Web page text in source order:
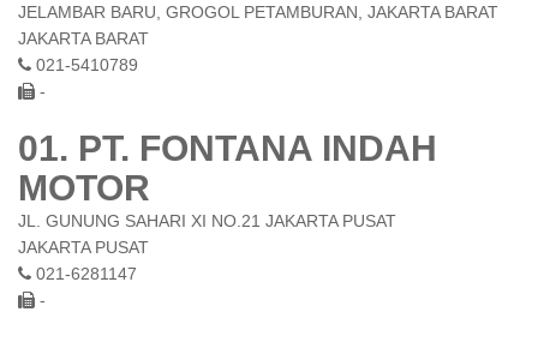
JELAMBAR BARU, GROGOL PETAMBURAN, JAKARTA BARAT
JAKARTA BARAT
021-5410789
-
01. PT. FONTANA INDAH
MOTOR
JL. GUNUNG SAHARI XI NO.21 JAKARTA PUSAT
JAKARTA PUSAT
021-6281147
-